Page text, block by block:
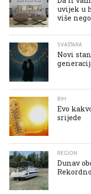
uvijek u
više
SVAŠTARA
Novi
BIH
Evo
srijede
REGION
Dunav